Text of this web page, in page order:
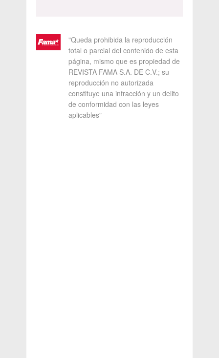
"Queda prohibida la reproducción
total o parcial del contenido de esta
página, mismo que es propiedad de
REVISTA FAMA S.A. DE C.V.; su
reproducción no autorizada
constituye una infracción y un delito
de conformidad con las leyes
aplicables"